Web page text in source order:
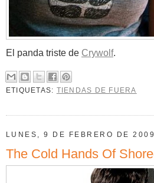
El panda triste de Crywolf.
ETIQUETAS: TIENDAS DE FUERA
LUNES, 9 DE FEBRERO DE 2009
The Cold Hands Of